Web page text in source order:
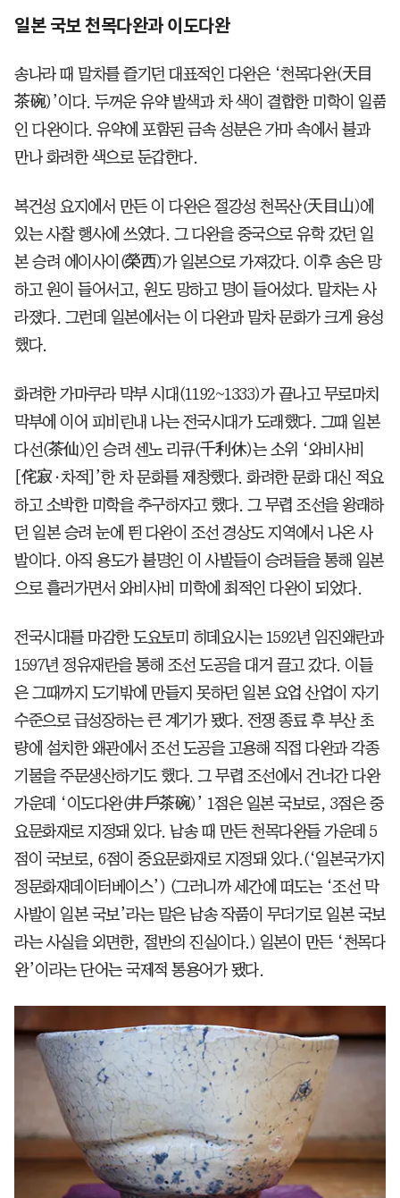
일본 국보 천목다완과 이도다완
송나라 때 말차를 즐기던 대표적인 다완은 ‘천목다완(天目
茶碗)’이다. 두꺼운 유약 발색과 차 색이 결합한 미학이 일품
인 다완이다. 유약에 포함된 금속 성분은 가마 속에서 불과
만나 화려한 색으로 둔갑한다.
복건성 요지에서 만든 이 다완은 절강성 천목산(天目山)에
있는 사찰 행사에 쓰였다. 그 다완을 중국으로 유학 갔던 일
본 승려 에이사이(榮西)가 일본으로 가져갔다. 이후 송은 망
하고 원이 들어서고, 원도 망하고 명이 들어섰다. 말차는 사
라졌다. 그런데 일본에서는 이 다완과 말차 문화가 크게 융성
했다.
화려한 가마쿠라 막부 시대(1192~1333)가 끝나고 무로마치
막부에 이어 피비린내 나는 전국시대가 도래했다. 그때 일본
다선(茶仙)인 승려 센노 리큐(千利休)는 소위 ‘와비사비
[侘寂·차적]’한 차 문화를 제창했다. 화려한 문화 대신 적요
하고 소박한 미학을 추구하자고 했다. 그 무렵 조선을 왕래하
던 일본 승려 눈에 띈 다완이 조선 경상도 지역에서 나온 사
발이다. 아직 용도가 불명인 이 사발들이 승려들을 통해 일본
으로 흘러가면서 와비사비 미학에 최적인 다완이 되었다.
전국시대를 마감한 도요토미 히데요시는 1592년 임진왜란과
1597년 정유재란을 통해 조선 도공을 대거 끌고 갔다. 이들
은 그때까지 도기밖에 만들지 못하던 일본 요업 산업이 자기
수준으로 급성장하는 큰 계기가 됐다. 전쟁 종료 후 부산 초
량에 설치한 왜관에서 조선 도공을 고용해 직접 다완과 각종
기물을 주문생산하기도 했다. 그 무렵 조선에서 건너간 다완
가운데 ‘이도다완(井戶茶碗)’ 1점은 일본 국보로, 3점은 중
요문화재로 지정돼 있다. 남송 때 만든 천목다완들 가운데 5
점이 국보로, 6점이 중요문화재로 지정돼 있다.(‘일본국가지
정문화재데이터베이스’) (그러니까 세간에 떠도는 ‘조선 막
사발이 일본 국보’라는 말은 남송 작품이 무더기로 일본 국보
라는 사실을 외면한, 절반의 진실이다.) 일본이 만든 ‘천목다
완’이라는 단어는 국제적 통용어가 됐다.